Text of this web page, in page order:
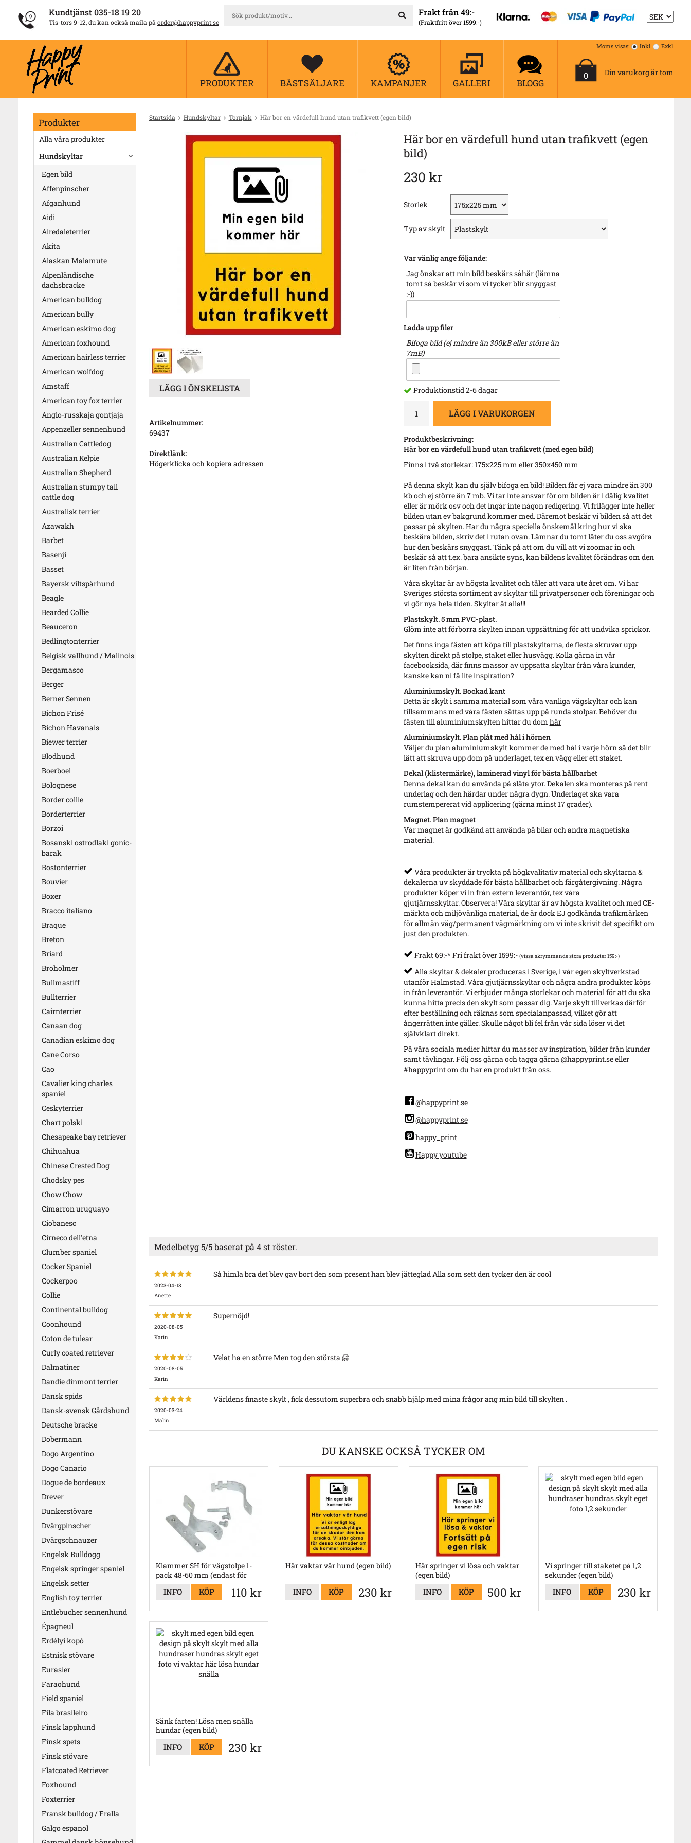
Kundtjänst 035-18 19 20
Tis-tors 9-12, du kan också maila på order@happyprint.se
Frakt från 49:-
(Fraktfritt över 1599:-)
PRODUKTER BÄSTSÄLJARE KAMPANJER GALLERI BLOGG
0 Din varukorg är tom
Moms visas: Inkl Exkl
Produkter
Alla våra produkter
Hundskyltar
Egen bild
Affenpinscher
Afganhund
Aidi
Airedaleterrier
Akita
Alaskan Malamute
Alpenländische
dachsbracke
American bulldog
American bully
American eskimo dog
American foxhound
American hairless terrier
American wolfdog
Amstaff
American toy fox terrier
Anglo-russkaja gontjaja
Appenzeller sennenhund
Australian Cattledog
Australian Kelpie
Australian Shepherd
Australian stumpy tail
cattle dog
Australisk terrier
Azawakh
Barbet
Basenji
Basset
Bayersk viltspårhund
Beagle
Bearded Collie
Beauceron
Bedlingtonterrier
Belgisk vallhund / Malinois
Bergamasco
Berger
Berner Sennen
Bichon Frisé
Bichon Havanais
Biewer terrier
Blodhund
Boerboel
Bolognese
Border collie
Borderterrier
Borzoi
Bosanski ostrodlaki gonic-
barak
Bostonterrier
Bouvier
Boxer
Bracco italiano
Braque
Breton
Briard
Broholmer
Bullmastiff
Bullterrier
Cairnterrier
Canaan dog
Canadian eskimo dog
Cane Corso
Cao
Cavalier king charles
spaniel
Ceskyterrier
Chart polski
Chesapeake bay retriever
Chihuahua
Chinese Crested Dog
Chodsky pes
Chow Chow
Cimarron uruguayo
Ciobanesc
Cirneco dell'etna
Clumber spaniel
Cocker Spaniel
Cockerpoo
Collie
Continental bulldog
Coonhound
Coton de tulear
Curly coated retriever
Dalmatiner
Dandie dinmont terrier
Dansk spids
Dansk-svensk Gårdshund
Deutsche bracke
Dobermann
Dogo Argentino
Dogo Canario
Dogue de bordeaux
Drever
Dunkerstövare
Dvärgpinscher
Dvärgschnauzer
Engelsk Bulldogg
Engelsk springer spaniel
Engelsk setter
English toy terrier
Entlebucher sennenhund
Épagneul
Erdélyi kopó
Estnisk stövare
Eurasier
Faraohund
Field spaniel
Fila brasileiro
Finsk lapphund
Finsk spets
Finsk stövare
Flatcoated Retriever
Foxhound
Foxterrier
Fransk bulldog / Fralla
Galgo espanol
Startsida Hundskyltar Tornjak Här bor en värdefull hund utan trafikvett (egen bild)
Här bor en värdefull hund utan trafikvett (egen
bild)
230 kr
Storlek
Typ av skylt
Var vänlig ange följande:
Jag önskar att min bild beskärs såhär (lämna
tomt så beskär vi som vi tycker blir snyggast
:-))
Ladda upp filer
Bifoga bild (ej mindre än 300kB eller större än
7mB)
Produktionstid 2-6 dagar
LÄGG I VARUKORGEN
Produktbeskrivning:
Här bor en värdefull hund utan trafikvett (med egen bild)
Finns i två storlekar: 175x225 mm eller 350x450 mm
På denna skylt kan du själv bifoga en bild! Bilden får ej vara mindre än 300
kb och ej större än 7 mb. Vi tar inte ansvar för om bilden är i dålig kvalitet
eller är mörk osv och det ingår inte någon redigering. Vi frilägger inte heller
bilden utan ev bakgrund kommer med. Däremot beskär vi bilden så att det
passar på skylten. Har du några speciella önskemål kring hur vi ska
beskära bilden, skriv det i rutan ovan. Lämnar du tomt låter du oss avgöra
hur den beskärs snyggast. Tänk på att om du vill att vi zoomar in och
beskär så att t.ex. bara ansikte syns, kan bildens kvalitet förändras om den
är liten från början.
Våra skyltar är av högsta kvalitet och tåler att vara ute året om. Vi har
Sveriges största sortiment av skyltar till privatpersoner och föreningar och
vi gör nya hela tiden. Skyltar åt alla!!!
Plastskylt. 5 mm PVC-plast.
Glöm inte att förborra skylten innan uppsättning för att undvika sprickor.
Det finns inga fästen att köpa till plastskyltarna, de flesta skruvar upp
skylten direkt på stolpe, staket eller husvägg. Kolla gärna in vår
facebooksida, där finns massor av uppsatta skyltar från våra kunder,
kanske kan ni få lite inspiration?
Aluminiumskylt. Bockad kant
Detta är skylt i samma material som våra vanliga vägskyltar och kan
tillsammans med våra fästen sättas upp på runda stolpar. Behöver du
fästen till aluminiumskylten hittar du dom här
Aluminiumskylt. Plan plåt med hål i hörnen
Väljer du plan aluminiumskylt kommer de med hål i varje hörn så det blir
lätt att skruva upp dom på underlaget, tex en vägg eller ett staket.
Dekal (klistermärke), laminerad vinyl för bästa hållbarhet
Denna dekal kan du använda på släta ytor. Dekalen ska monteras på rent
underlag och den härdar under några dygn. Underlaget ska vara
rumstempererat vid applicering (gärna minst 17 grader).
Magnet. Plan magnet
Vår magnet är godkänd att använda på bilar och andra magnetiska
material.
Våra produkter är tryckta på högkvalitativ material och skyltarna &
dekalerna uv skyddade för bästa hållbarhet och färgåtergivning. Några
produkter köper vi in från extern leverantör, tex våra
gjutjärnsskyltar. Observera! Våra skyltar är av högsta kvalitet och med CE-
märkta och miljövänliga material, de är dock EJ godkända trafikmärken
för allmän väg/permanent vägmärkning om vi inte skrivit det specifikt om
just den produkten.
Frakt 69:-* Fri frakt över 1599:- (vissa skrymmande stora produkter 159:-)
Alla skyltar & dekaler produceras i Sverige, i vår egen skyltverkstad
utanför Halmstad. Våra gjutjärnsskyltar och några andra produkter köps
in från leverantör. Vi erbjuder många storlekar och material för att du ska
kunna hitta precis den skylt som passar dig. Varje skylt tillverkas därför
efter beställning och räknas som specialanpassad, vilket gör att
ångerrätten inte gäller. Skulle något bli fel från vår sida löser vi det
självklart direkt.
På våra sociala medier hittar du massor av inspiration, bilder från kunder
samt tävlingar. Följ oss gärna och tagga gärna @happyprint.se eller
#happyprint om du har en produkt från oss.
@happyprint.se
@happyprint.se
happy_print
Happy youtube
LÄGG I ÖNSKELISTA
Artikelnummer:
69437
Direktlänk:
Högerklicka och kopiera adressen
Medelbetyg5/5 baserat på4st röster.
2023-04-18
Anette
Så himla bra det blev gav bort den som present han blev jätteglad Alla som sett den tycker den är cool
2020-08-05
Karin
Supernöjd!
2020-08-05
Karin
Velat ha en större Men tog den största 🤗
2020-03-24
Malin
Världens finaste skylt , fick dessutom superbra och snabb hjälp med mina frågor ang min bild till skylten .
DU KANSKE OCKSÅ TYCKER OM
Klammer SH för vägstolpe 1-
pack 48-60 mm (endast för
bockad aluskylt)
110 kr
INFO KÖP
Här vaktar vår hund (egen bild)
230 kr
INFO KÖP
Här springer vi lösa och vaktar
(egen bild)
500 kr
INFO KÖP
Vi springer till staketet på 1,2
sekunder (egen bild)
230 kr
INFO KÖP
Sänk farten! Lösa men snälla
hundar (egen bild)
230 kr
INFO KÖP